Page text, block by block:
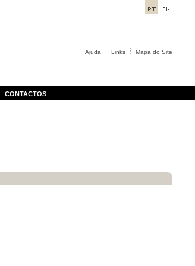
Ajuda Links Mapa do Site
CONTACTOS